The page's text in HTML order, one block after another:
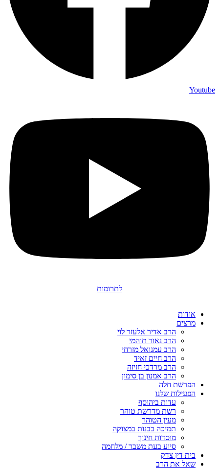
Youtube
לתרומות
אודות
מרצים
הרב אדיר אלעזר לוי
הרב נאור תוהמי
הרב עמנואל מזרחי
הרב חיים זאיד
הרב מרדכי חזיזה
הרב אמנון בן סימון
הפרשת חלה
הפעילות שלנו
עדות ביהוסף
רשת מדרשת טוהר
מעין הטוהר
תמיכה בבנות במצוקה
מוסדות חינוך
סיוע בעת משבר / מלחמה
בית דין צדק
שאל את הרב